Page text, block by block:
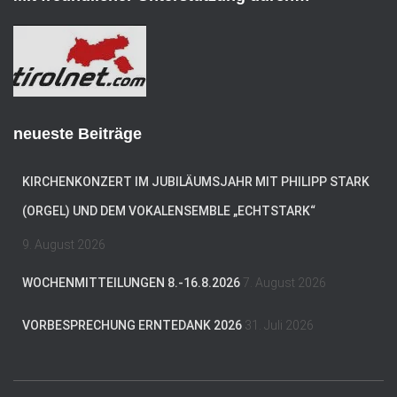
e
s
e
neueste Beiträge
KIRCHENKONZERT IM JUBILÄUMSJAHR MIT PHILIPP STARK
(ORGEL) UND DEM VOKALENSEMBLE „ECHTSTARK“
9. August 2026
WOCHENMITTEILUNGEN 8.-16.8.2026 7. August 2026
VORBESPRECHUNG ERNTEDANK 2026 31. Juli 2026